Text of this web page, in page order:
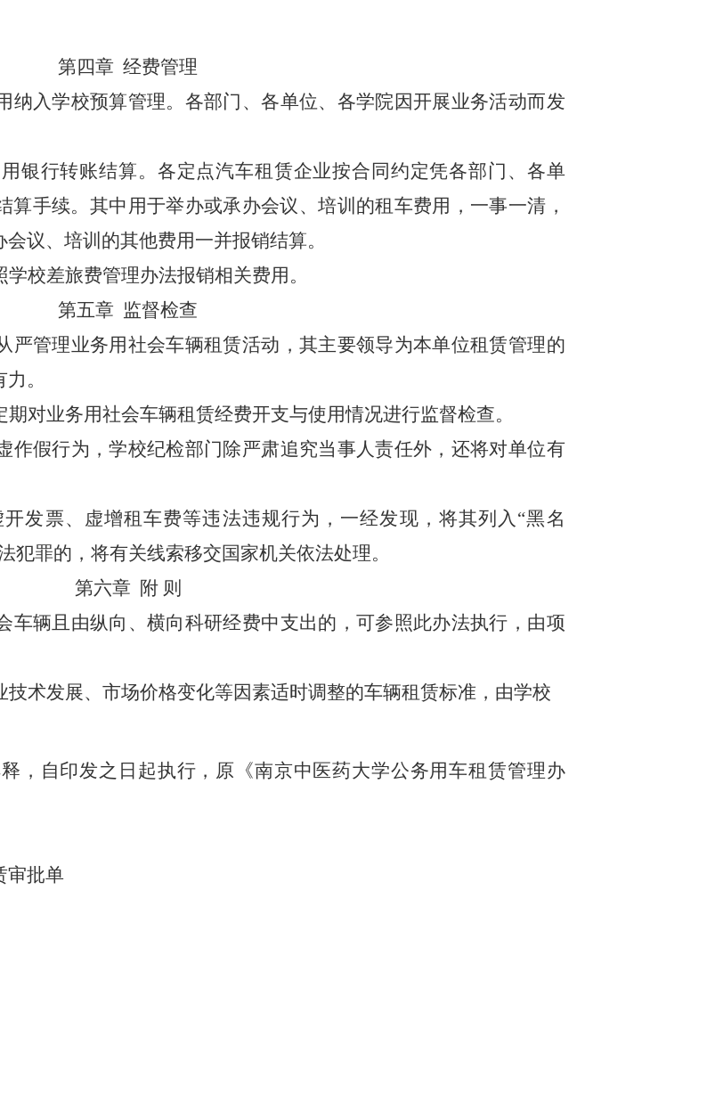
第四章 经费管理
纳入学校预算管理。各部门、各单位、各学院因开展业务活动而发
银行转账结算。各定点汽车租赁企业按合同约定凭各部门、各单
算手续。其中用于举办或承办会议、培训的租车费用，一事一清，
议、培训的其他费用一并报销结算。
校差旅费管理办法报销相关费用。
第五章 监督检查
严管理业务用社会车辆租赁活动，其主要领导为本单位租赁管理的
。
对业务用社会车辆租赁经费开支与使用情况进行监督检查。
作假行为，学校纪检部门除严肃追究当事人责任外，还将对单位有
发票、虚增租车费等违法违规行为，一经发现，将其列入 “黑名
罪的，将有关线索移交国家机关依法处理。
第六章 附 则
车辆且由纵向、横向科研经费中支出的，可参照此办法执行，由项
术发展、市场价格变化等因素适时调整的车辆租赁标准，由学校
，自印发之日起执行，原《南京中医药大学公务用车租赁管理办
审批单